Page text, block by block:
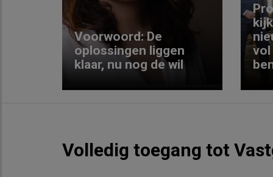
Voorwoord: De
oplossingen liggen
klaar, nu nog de wil
vol
Volledig toegang tot